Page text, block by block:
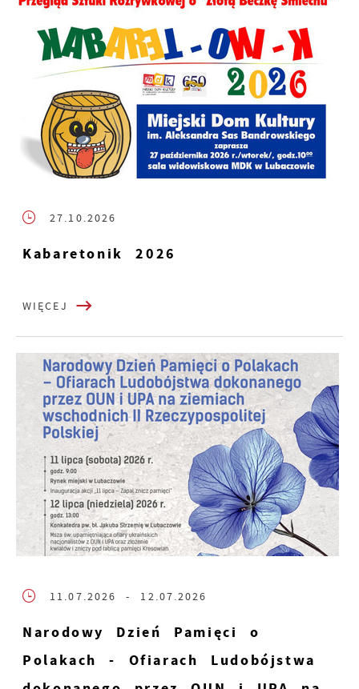
27.10.2026
Kabaretonik 2026
WIĘCEJ
11.07.2026 - 12.07.2026
Narodowy Dzień Pamięci o
Polakach - Ofiarach Ludobójstwa